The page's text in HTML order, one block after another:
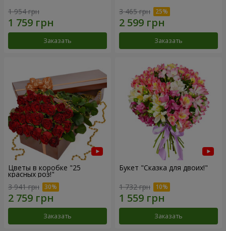
1 954 грн
Заказать
3 465 грн
Заказать
Цветы в коробке "25
красных роз!"
3 941 грн
Заказать
Букет "Сказка для двоих!"
1 732 грн
Заказать